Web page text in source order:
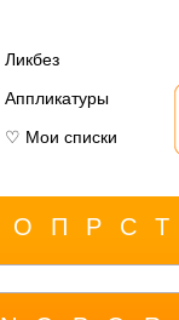
Ликбез
Аппликатуры
♡ Мои списки
О П Р С Т